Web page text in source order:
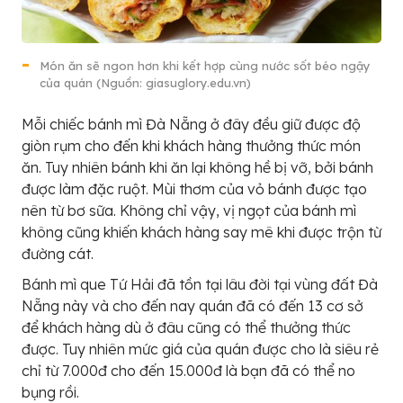
Món ăn sẽ ngon hơn khi kết hợp cùng nước sốt béo ngậy
của quán (Nguồn: giasuglory.edu.vn)
Mỗi chiếc bánh mì Đà Nẵng ở đây đều giữ được độ
giòn rụm cho đến khi khách hàng thưởng thức món
ăn. Tuy nhiên bánh khi ăn lại không hề bị vỡ, bởi bánh
được làm đặc ruột. Mùi thơm của vỏ bánh được tạo
nên từ bơ sữa. Không chỉ vậy, vị ngọt của bánh mì
không cũng khiến khách hàng say mê khi được trộn từ
đường cát.
Bánh mì que Tứ Hải đã tồn tại lâu đời tại vùng đất Đà
Nẵng này và cho đến nay quán đã có đến 13 cơ sở
để khách hàng dù ở đâu cũng có thể thưởng thức
được. Tuy nhiên mức giá của quán được cho là siêu rẻ
chỉ từ 7.000đ cho đến 15.000đ là bạn đã có thể no
bụng rồi.